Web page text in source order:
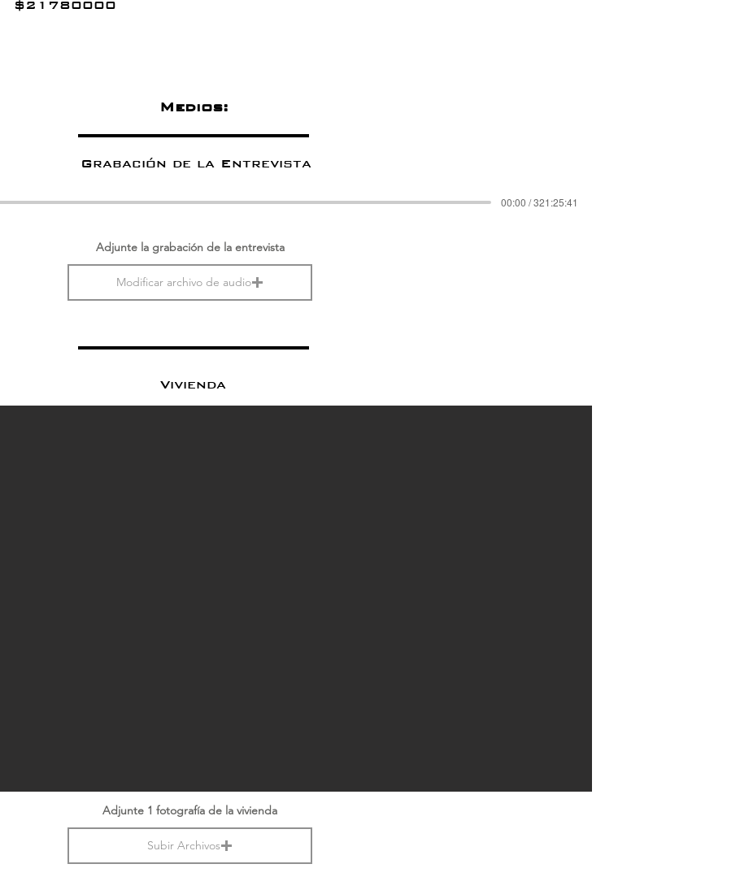
21780000
$
Medios:
Grabación de la Entrevista
00:00 / 321:25:41
Adjunte la grabación de la entrevista
Modificar archivo de audio
Vivienda
Adjunte 1 fotografía de la vivienda
Subir Archivos